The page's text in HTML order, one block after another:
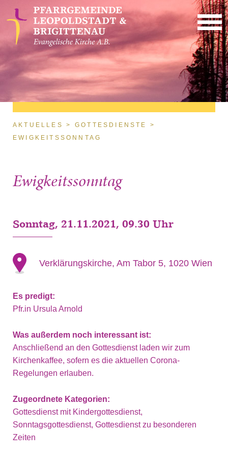
Direkt zum Inhalt
Sie sind hier
AKTUELLES
GOTTESDIENSTE
EWIGKEITSSONNTAG
Ewigkeitssonntag
Sonntag, 21.11.2021, 09.30 Uhr
Verklärungskirche, Am Tabor 5, 1020 Wien
Es predigt:
Pfr.in Ursula Arnold
Was außerdem noch interessant ist:
Anschließend an den Gottesdienst laden wir zum
Kirchenkaffee, sofern es die aktuellen Corona-
Regelungen erlauben.
Zugeordnete Kategorien:
Gottesdienst mit Kindergottesdienst,
Sonntagsgottesdienst, Gottesdienst zu besonderen
Zeiten